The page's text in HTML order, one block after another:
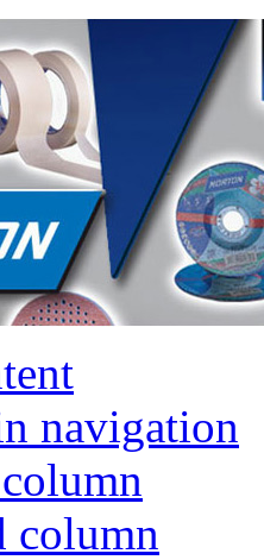
navigation
column